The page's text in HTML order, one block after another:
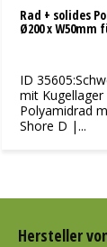
Rad + solides
Ø200 x W50mm
ID
mit Kugellager
Polyamidrad
Shore D |...
Hersteller